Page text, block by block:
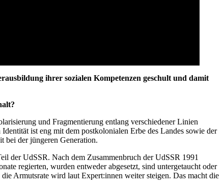
ihrer sozialen Kompetenzen geschult und damit
und Fragmentierung entlang verschiedener Linien
ist eng mit dem postkolonialen Erbe des Landes sowie der
bei der jüngeren Generation.
der UdSSR. Nach dem Zusammenbruch der UdSSR 1991
regierten, wurden entweder abgesetzt, sind untergetaucht oder
Armutsrate wird laut Expert:innen weiter steigen. Das macht die